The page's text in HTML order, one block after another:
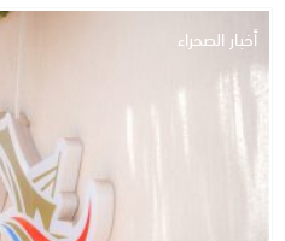
أخبار الصحراء